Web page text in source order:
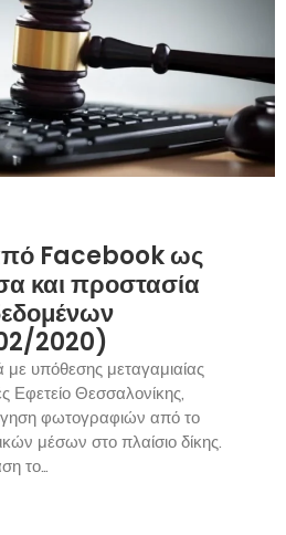
Facebook ως
και προστασία
2020)
υπόθεσης μεταγαμιαίας
Εφετείο Θεσσαλονίκης,
φωτογραφιών από το
μέσων στο πλαίσιο δίκης.
το…